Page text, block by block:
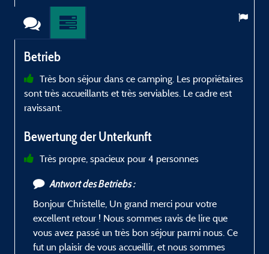
Betrieb
Très bon séjour dans ce camping. Les propriétaires
sont très accueillants et très serviables. Le cadre est
ravissant.
Bewertung der Unterkunft
Très propre, spacieux pour 4 personnes
Antwort des Betriebs :
Bonjour Christelle, Un grand merci pour votre
excellent retour ! Nous sommes ravis de lire que
vous avez passé un très bon séjour parmi nous. Ce
fut un plaisir de vous accueillir, et nous sommes